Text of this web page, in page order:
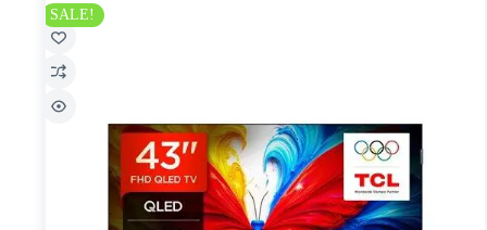
SALE!